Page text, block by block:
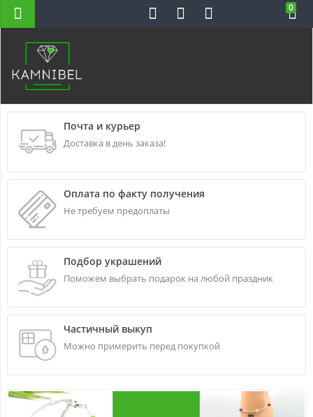
ВС 10-22
0
Почта и курьер
Доставка в день заказа!
Оплата по факту получения
Не требуем предоплаты
Подбор украшений
Поможем выбрать подарок на любой праздник
Частичный выкуп
Можно примерить перед покупкой